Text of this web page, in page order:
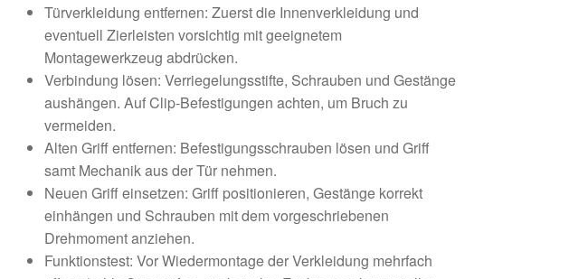
Türverkleidung entfernen: Zuerst die Innenverkleidung und
eventuell Zierleisten vorsichtig mit geeignetem
Montagewerkzeug abdrücken.
Verbindung lösen: Verriegelungsstifte, Schrauben und Gestänge
aushängen. Auf Clip-Befestigungen achten, um Bruch zu
vermeiden.
Alten Griff entfernen: Befestigungsschrauben lösen und Griff
samt Mechanik aus der Tür nehmen.
Neuen Griff einsetzen: Griff positionieren, Gestänge korrekt
einhängen und Schrauben mit dem vorgeschriebenen
Drehmoment anziehen.
Funktionstest: Vor Wiedermontage der Verkleidung mehrfach